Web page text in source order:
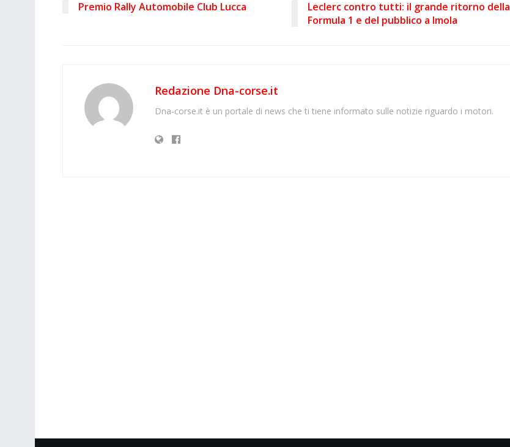
Premio Rally Automobile Club Lucca
Leclerc contro tutti: il grande ritorno della
Formula 1 e del pubblico a Imola
Redazione Dna-corse.it
Dna-corse.it è un portale di news che ti tiene informato sulle notizie riguardo i motori.